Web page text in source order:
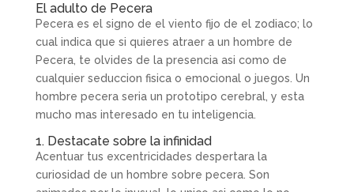
El adulto de Pecera
Pecera es el signo de el viento fijo de el zodiaco; lo
cual indica que si quieres atraer a un hombre de
Pecera, te olvides de la presencia asi­ como de
cualquier seduccion fisica o emocional o juegos. Un
hombre pecera seri­a un prototipo cerebral, y esta
mucho mas interesado en tu inteligencia.
1. Destacate sobre la infinidad
Acentuar tus excentricidades despertara la
curiosidad de un hombre sobre pecera. Son